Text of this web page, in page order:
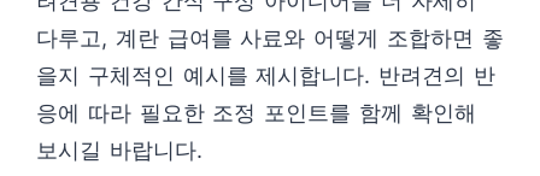
다루고, 계란 급여를 사료와 어떻게 조합하면 좋
을지 구체적인 예시를 제시합니다. 반려견의 반
응에 따라 필요한 조정 포인트를 함께 확인해
보시길 바랍니다.